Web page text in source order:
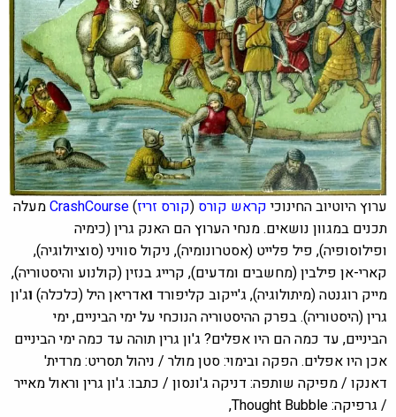
ערוץ היוטיוב החינוכיקראש קורס( קורס זריז)
CrashCourseמעלה
תכנים במגוון נושאים. מנחי הערוץ הם האנק גרין (כימיה
ופילוסופיה), פיל פלייט (אסטרונומיה), ניקול סוויני (סוציולוגיה),
קארי-אן פילבין (מחשבים ומדעים), קרייג בנזין (קולנוע והיסטוריה),
מייק רוגנטה (מיתולוגיה), ג'ייקוב קליפורדו אדריאן היל (כלכלה)וג'ון
גרין (היסטוריה). בפרק ההיסטוריה הנוכחי על ימי הביניים, ימי
הביניים, עד כמה הם היו אפלים? ג'ון גרין תוהה עד כמה ימי הביניים
אכן היו אפלים. הפקה ובימוי: סטן מולר / ניהול תסריט: מרדית'
דאנקו / מפיקה שותפה: דניקה ג'ונסון / כתבו: ג'ון גרין וראול מאייר
/ גרפיקה: Thought Bubble,